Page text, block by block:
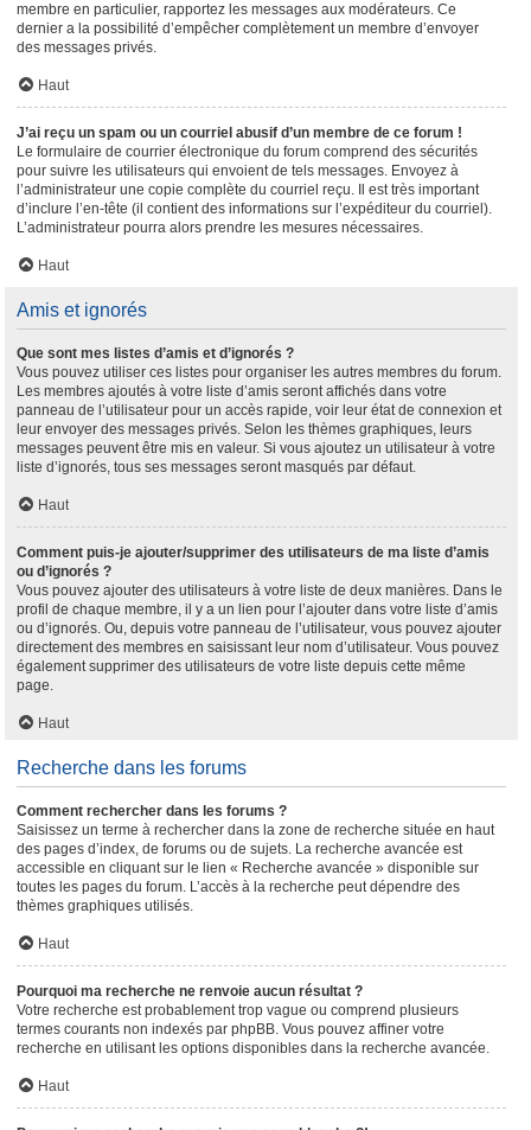
membre en particulier, rapportez les messages aux modérateurs. Ce
dernier a la possibilité d’empêcher complètement un membre d’envoyer
des messages privés.
Haut
J’ai reçu un spam ou un courriel abusif d’un membre de ce forum !
Le formulaire de courrier électronique du forum comprend des sécurités
pour suivre les utilisateurs qui envoient de tels messages. Envoyez à
l’administrateur une copie complète du courriel reçu. Il est très important
d’inclure l’en-tête (il contient des informations sur l’expéditeur du courriel).
L’administrateur pourra alors prendre les mesures nécessaires.
Haut
Amis et ignorés
Que sont mes listes d’amis et d’ignorés ?
Vous pouvez utiliser ces listes pour organiser les autres membres du forum.
Les membres ajoutés à votre liste d’amis seront affichés dans votre
panneau de l’utilisateur pour un accès rapide, voir leur état de connexion et
leur envoyer des messages privés. Selon les thèmes graphiques, leurs
messages peuvent être mis en valeur. Si vous ajoutez un utilisateur à votre
liste d’ignorés, tous ses messages seront masqués par défaut.
Haut
Comment puis-je ajouter/supprimer des utilisateurs de ma liste d’amis
ou d’ignorés ?
Vous pouvez ajouter des utilisateurs à votre liste de deux manières. Dans le
profil de chaque membre, il y a un lien pour l’ajouter dans votre liste d’amis
ou d’ignorés. Ou, depuis votre panneau de l’utilisateur, vous pouvez ajouter
directement des membres en saisissant leur nom d’utilisateur. Vous pouvez
également supprimer des utilisateurs de votre liste depuis cette même
page.
Haut
Recherche dans les forums
Comment rechercher dans les forums ?
Saisissez un terme à rechercher dans la zone de recherche située en haut
des pages d’index, de forums ou de sujets. La recherche avancée est
accessible en cliquant sur le lien « Recherche avancée » disponible sur
toutes les pages du forum. L’accès à la recherche peut dépendre des
thèmes graphiques utilisés.
Haut
Pourquoi ma recherche ne renvoie aucun résultat ?
Votre recherche est probablement trop vague ou comprend plusieurs
termes courants non indexés par phpBB. Vous pouvez affiner votre
recherche en utilisant les options disponibles dans la recherche avancée.
Haut